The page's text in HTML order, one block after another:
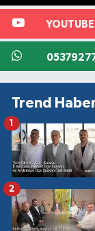
YOUTUBE
Trend
1
2